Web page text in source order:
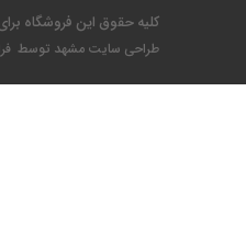
کلیه حقوق این فروشگاه
طراحی سایت مشهد توسط